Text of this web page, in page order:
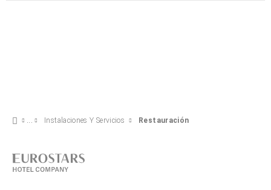
Instalaciones Y Servicios Restauración